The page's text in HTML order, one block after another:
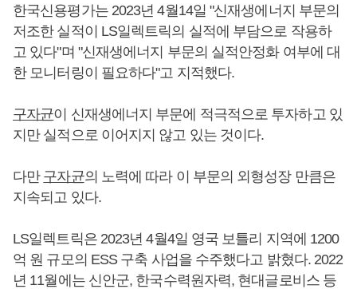
한국신용평가는 2023년 4월14일 "신재생에너지 부문의
저조한 실적이 LS일렉트릭의 실적에 부담으로 작용하
고 있다"며 "신재생에너지 부문의 실적안정화 여부에 대
한 모니터링이 필요하다"고 지적했다.
구자균이 신재생에너지 부문에 적극적으로 투자하고 있
지만 실적으로 이어지지 않고 있는 것이다.
다만 구자균의 노력에 따라 이 부문의 외형성장 만큼은
지속되고 있다.
LS일렉트릭은 2023년 4월4일 영국 보틀리 지역에 1200
억 원 규모의 ESS 구축 사업을 수주했다고 밝혔다. 2022
년 11월에는 신안군, 한국수력원자력, 현대글로비스 등